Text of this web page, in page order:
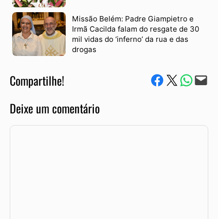
Missão Belém: Padre Giampietro e
Irmã Cacilda falam do resgate de 30
mil vidas do ‘inferno’ da rua e das
drogas
Compartilhe! Compartilhe no Facebook
Compartilhe no Twitter
Compartile via
Envie via e-mail
Deixe um comentário
Comentário